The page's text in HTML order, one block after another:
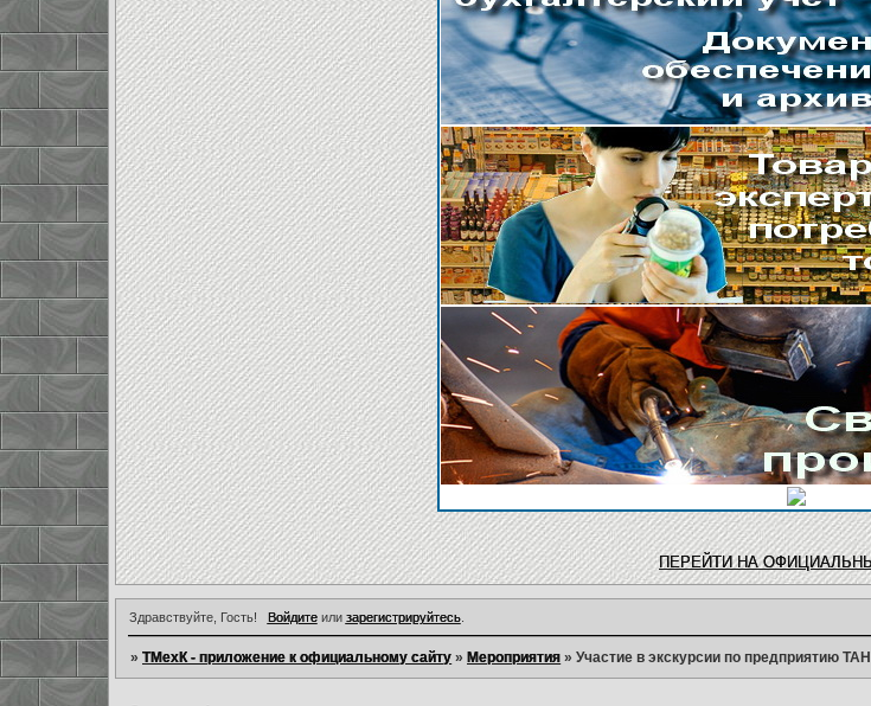
ПЕРЕЙТИ НА
Здравствуйте, Гость! Войдитеили зарегистрируйтесь.
»ТМехК - приложение к официальному сайту » Мероприятия »Участие в экскурсии по предприятию